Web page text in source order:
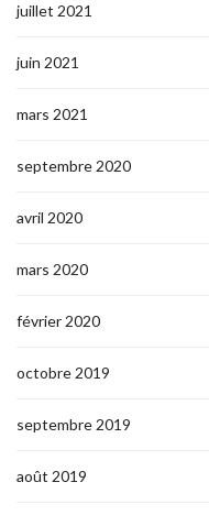
juillet 2021
juin 2021
mars 2021
septembre 2020
avril 2020
mars 2020
février 2020
octobre 2019
septembre 2019
août 2019